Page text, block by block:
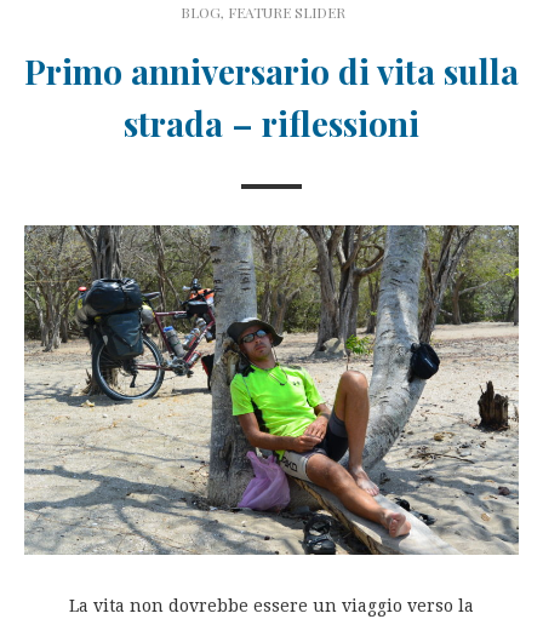
BLOG, FEATURE SLIDER
Primo anniversario di vita sulla
strada – riflessioni
La vita non dovrebbe essere un viaggio verso la